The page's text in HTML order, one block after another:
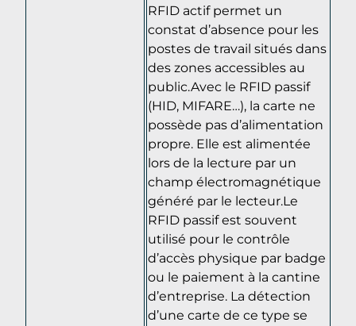
RFID actif permet un
constat d’absence pour les
postes de travail situés dans
des zones accessibles au
public.Avec le RFID passif
(HID, MIFARE…), la carte ne
possède pas d’alimentation
propre. Elle est alimentée
lors de la lecture par un
champ électromagnétique
généré par le lecteur.Le
RFID passif est souvent
utilisé pour le contrôle
d’accès physique par badge
ou le paiement à la cantine
d’entreprise. La détection
d’une carte de ce type se